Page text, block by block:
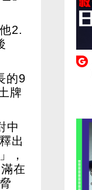
2.
的9
牌
中
出
，
在